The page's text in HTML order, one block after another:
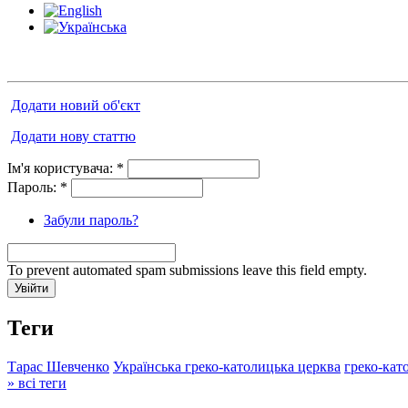
Додати новий об'єкт
Додати нову статтю
Ім'я користувача: *
Пароль: *
Забули пароль?
To prevent automated spam submissions leave this field empty.
Теги
Тарас Шевченко Українська греко-католицька церква греко-
» всі теги